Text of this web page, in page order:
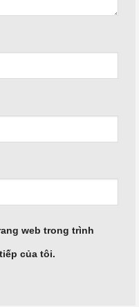
web trong trình
của tôi.